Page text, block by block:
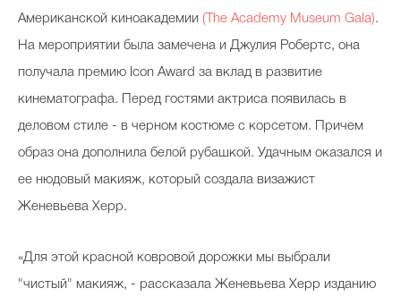
Папа может
Выбор визажистов
Американской киноакадемии (The Academy Museum Gala).
На мероприятии была замечена и Джулия Робертс, она
получала премию Icon Award за вклад в развитие
кинематографа. Перед гостями актриса появилась в
деловом стиле - в черном костюме с корсетом. Причем
образ она дополнила белой рубашкой. Удачным оказался и
ее нюдовый макияж, который создала визажист
Женевьева Херр.
«Для этой красной ковровой дорожки мы выбрали
"чистый" макияж, - рассказала Женевьева Херр изданию